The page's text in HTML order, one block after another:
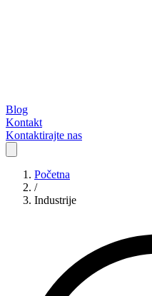
Blog
Kontakt
Kontaktirajte nas
Početna
/
Industrije